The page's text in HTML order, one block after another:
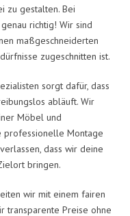
zu gestalten. Bei
richtig! Wir sind
maßgeschneiderten
zugeschnitten ist.
sorgt dafür, dass
abläuft. Wir
Möbel und
professionelle Montage
dass wir deine
bringen.
wir mit einem fairen
transparente Preise ohne